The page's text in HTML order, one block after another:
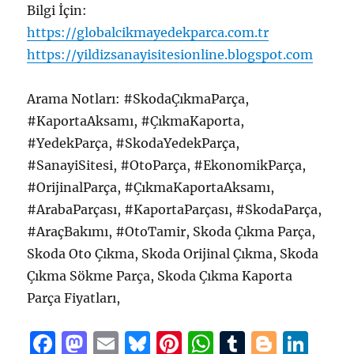
Bilgi İçin:
https://globalcikmayedekparca.com.tr
https://yildizsanayisitesionline.blogspot.com
Arama Notları: #SkodaÇıkmaParça,
#KaportaAksamı, #ÇıkmaKaporta,
#YedekParça, #SkodaYedekParça,
#SanayiSitesi, #OtoParça, #EkonomikParça,
#OrijinalParça, #ÇıkmaKaportaAksamı,
#ArabaParçası, #KaportaParçası, #SkodaParça,
#AraçBakımı, #OtoTamir, Skoda Çıkma Parça,
Skoda Oto Çıkma, Skoda Orijinal Çıkma, Skoda
Çıkma Sökme Parça, Skoda Çıkma Kaporta
Parça Fiyatları,
F
M E
B
Pi W T
B